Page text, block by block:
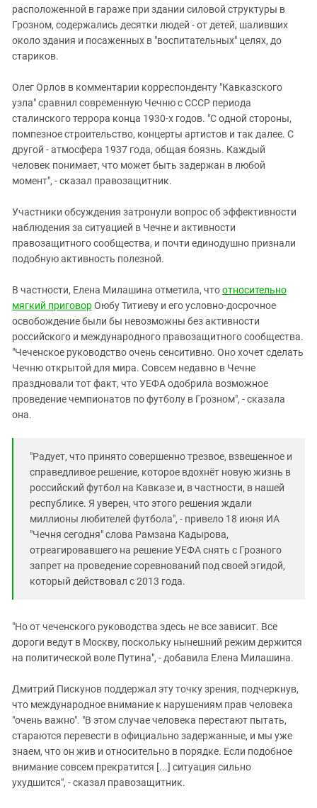
расположенной в гараже при здании силовой структуры в
Грозном, содержались десятки людей - от детей, шаливших
около здания и посаженных в "воспитательных" целях, до
стариков.
Олег Орлов в комментарии корреспонденту "Кавказского
узла" сравнил современную Чечню с СССР периода
сталинского террора конца 1930-х годов. "С одной стороны,
помпезное строительство, концерты артистов и так далее. С
другой - атмосфера 1937 года, общая боязнь. Каждый
человек понимает, что может быть задержан в любой
момент", - сказал правозащитник.
Участники обсуждения затронули вопрос об эффективности
наблюдения за ситуацией в Чечне и активности
правозащитного сообщества, и почти единодушно признали
подобную активность полезной.
В частности, Елена Милашина отметила, чтоотносительно
мягкий приговорОюбу Титиеву и его условно-досрочное
освобождение были бы невозможны без активности
российского и международного правозащитного сообщества.
"Чеченское руководство очень сенситивно. Оно хочет сделать
Чечню открытой для мира. Совсем недавно в Чечне
праздновали тот факт, что УЕФА одобрила возможное
проведение чемпионатов по футболу в Грозном", - сказала
она.
"Радует, что принято совершенно трезвое, взвешенное и
справедливое решение, которое вдохнёт новую жизнь в
российский футбол на Кавказе и, в частности, в нашей
республике. Я уверен, что этого решения ждали
миллионы любителей футбола", - привело 18 июня ИА
"Чечня сегодня" слова Рамзана Кадырова,
отреагировавшего на решение УЕФА снять с Грозного
запрет на проведение соревнований под своей эгидой,
который действовал с 2013 года.
"Но от чеченского руководства здесь не все зависит. Все
дороги ведут в Москву, поскольку нынешний режим держится
на политической воле Путина", - добавила Елена Милашина.
Дмитрий Пискунов поддержал эту точку зрения, подчеркнув,
что международное внимание к нарушениям прав человека
"очень важно". "В этом случае человека перестают пытать,
стараются перевести в официально задержанные, и мы уже
знаем, что он жив и относительно в порядке. Если подобное
внимание совсем прекратится [...] ситуация сильно
ухудшится", - сказал правозащитник.